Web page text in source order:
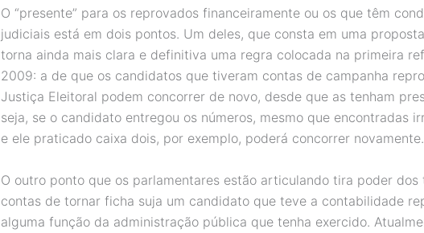
O “presente” para os reprovados financeiramente ou os que têm
judiciais está em dois pontos. Um deles, que consta em uma
torna ainda mais clara e definitiva uma regra colocada na primeira
2009: a de que os candidatos que tiveram contas de campanha
Justiça Eleitoral podem concorrer de novo, desde que as tenham
seja, se o candidato entregou os números, mesmo que encontradas
e ele praticado caixa dois, por exemplo, poderá concorrer novamente.
O outro ponto que os parlamentares estão articulando tira poder dos
contas de tornar ficha suja um candidato que teve a contabilidade
alguma função da administração pública que tenha exercido.